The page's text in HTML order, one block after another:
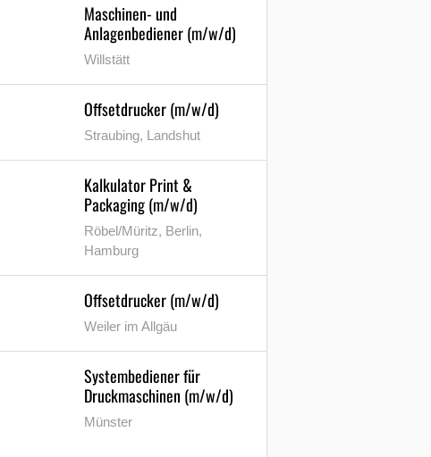
Maschinen- und
Anlagenbediener (m/w/d)
Willstätt
Offsetdrucker (m/w/d)
Straubing, Landshut
Kalkulator Print &
Packaging (m/w/d)
Röbel/Müritz, Berlin,
Hamburg
Offsetdrucker (m/w/d)
Weiler im Allgäu
Systembediener für
Druckmaschinen (m/w/d)
Münster